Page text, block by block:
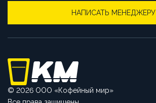
НАПИСАТЬ МЕНЕДЖЕРУ
© 2026 ООО «Кофейный мир»